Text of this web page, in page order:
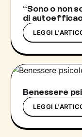
“Sono o non
di
LEGGI
Benessere
LEGGI